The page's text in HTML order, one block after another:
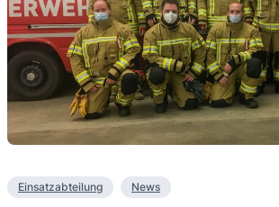
Einsatzabteilung News